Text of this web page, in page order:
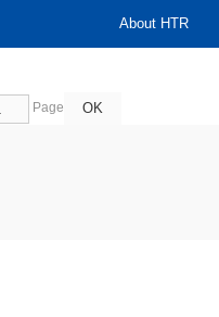
About HTR
Page